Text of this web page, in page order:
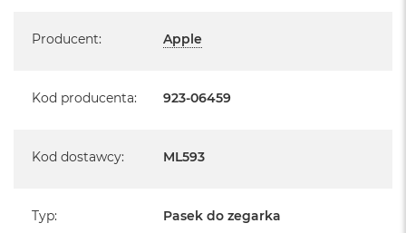
Producent: Apple
Kod producenta: 923-06459
Kod dostawcy: ML593
Typ: Pasek do zegarka